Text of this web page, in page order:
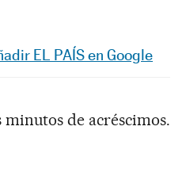
en Twitter
Redes Sociales
EL PAÍS en Google
minutos de acréscimos.